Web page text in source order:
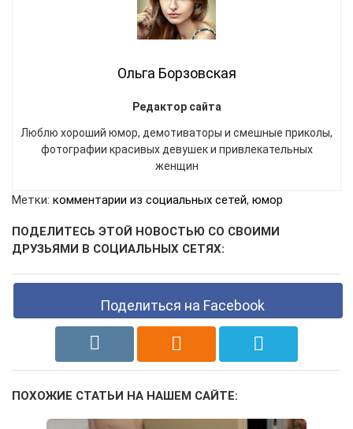
Ольга Борзовская
Редактор сайта
Люблю хороший юмор, демотиваторы и смешные приколы,
фотографии красивых девушек и привлекательных
женщин
Метки: комментарии из социальных сетей, юмор
ПОДЕЛИТЕСЬ ЭТОЙ НОВОСТЬЮ СО СВОИМИ
ДРУЗЬЯМИ В СОЦИАЛЬНЫХ СЕТЯХ:
Поделиться на Facebook
ПОХОЖИЕ СТАТЬИ НА НАШЕМ САЙТЕ: